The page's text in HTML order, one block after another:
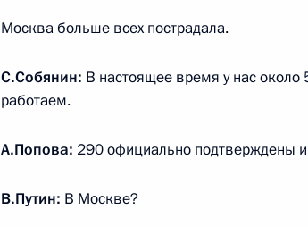
24 марта 2020 года, 16:10 Коммунарка
Москва больше всех пострадала.
С.Собянин: В настоящее время у нас
работаем.
А.Попова: 290 официально подтверждены
В.Путин: В Москве?